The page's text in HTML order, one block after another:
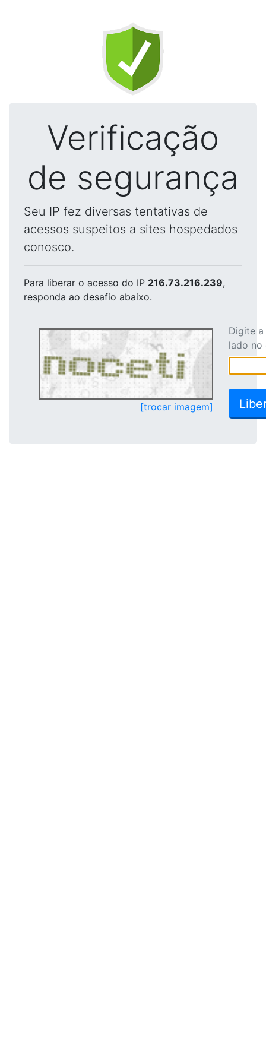
Verificação
de segurança
Seu IP fez diversas tentativas de
acessos suspeitos a sites hospedados
conosco.
Para liberar o acesso do IP 216.73.216.239,
responda ao desafio abaixo.
[trocar imagem]
Digite
lado no